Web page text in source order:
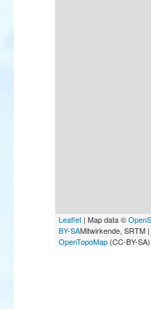
Leaflet | Map data ©
BY-SAMitwirkende, SRTM
OpenTopoMap (CC-BY-SA)